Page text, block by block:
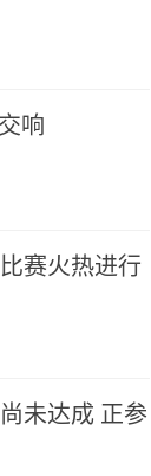
响
赛火热进行
未达成 正参